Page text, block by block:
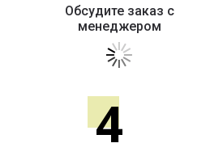
Обсудите заказ с
менеджером
4